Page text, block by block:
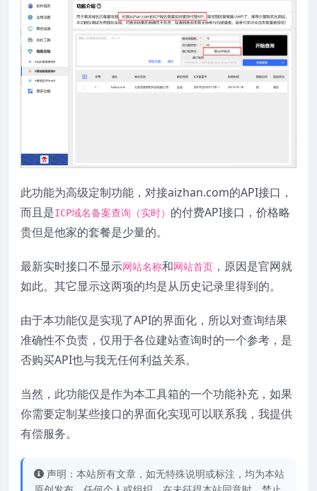
此功能为高级定制功能，对接aizhan.com的API接口，
而且是ICP域名备案查询（实时） 的付费API接口，价格略
贵但是他家的套餐是少量的。
最新实时接口不显示网站名称和网站首页 ，原因是官网就
如此。其它显示这两项的均是从历史记录里得到的。
由于本功能仅是实现了API的界面化，所以对查询结果
准确性不负责，仅用于各位建站查询时的一个参考，是
否购买API也与我无任何利益关系。
当然，此功能仅是作为本工具箱的一个功能补充，如果
你需要定制某些接口的界面化实现可以联系我，我提供
有偿服务。
声明：本站所有文章，如无特殊说明或标注，均为本站